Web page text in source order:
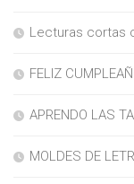
Lecturas cortas
FELIZ
APRENDO LAS
MOLDES DE